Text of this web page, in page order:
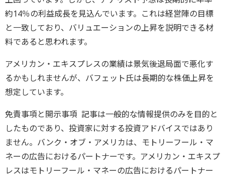
約14％の利益成長を見込んでいます。これは経営陣の目標
と一致しており、バリュエーションの上昇を説明できる材
料であると思われます。
アメリカン・エキスプレスの業績は景気後退局面で悪化す
るかもしれませんが、バフェット氏は長期的な株価上昇を
想定しています。
免責事項と開示事項 記事は一般的な情報提供のみを目的と
したものであり、投資家に対する投資アドバイスではあり
ません。バンク・オブ・アメリカは、モトリーフール・マ
ネーの広告におけるパートナーです。アメリカン・エキスプ
レスはモトリーフール・マネーの広告におけるパートナー